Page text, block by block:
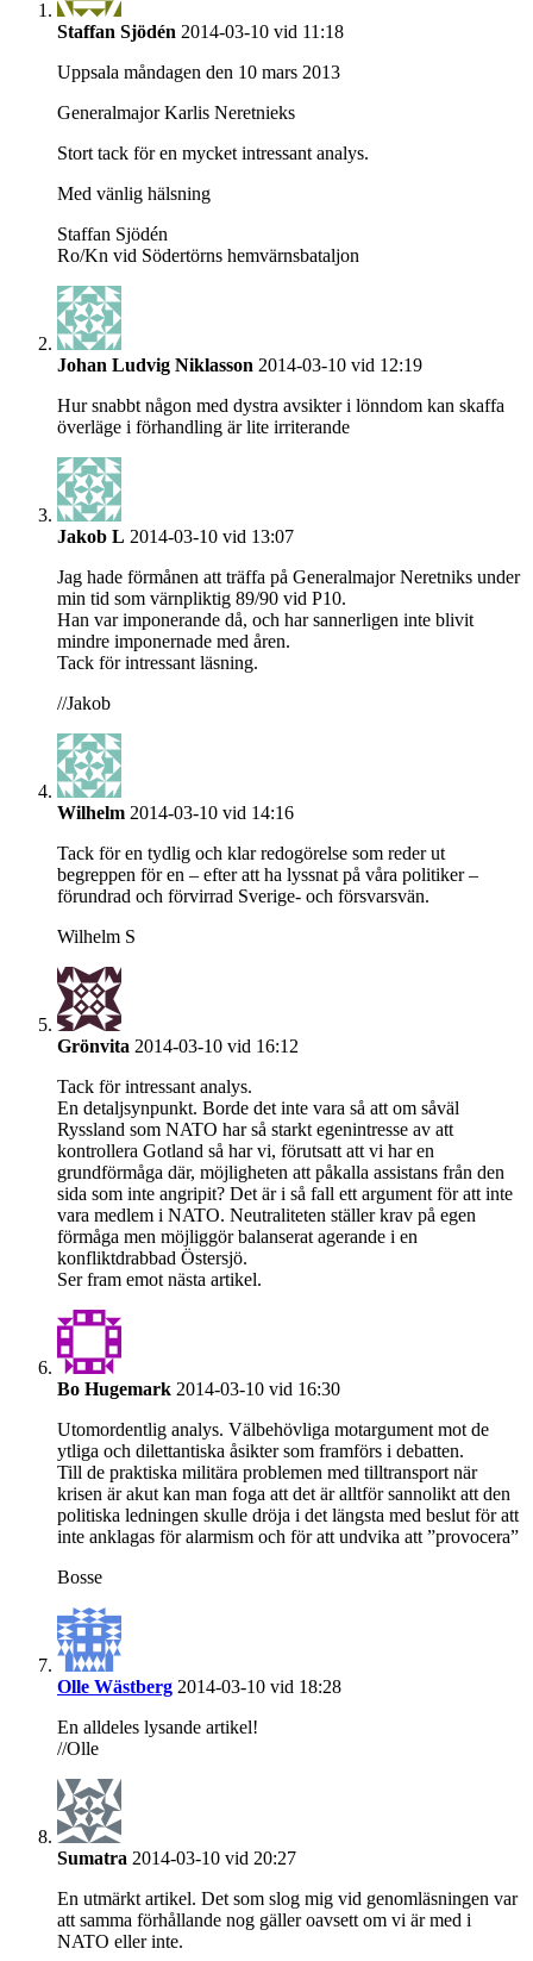
Staffan Sjödén 2014-03-10 vid 11:18
Uppsala måndagen den 10 mars 2013
Generalmajor Karlis Neretnieks
Stort tack för en mycket intressant analys.
Med vänlig hälsning
Staffan Sjödén
Ro/Kn vid Södertörns hemvärnsbataljon
Johan Ludvig Niklasson 2014-03-10 vid 12:19
Hur snabbt någon med dystra avsikter i lönndom kan skaffa
överläge i förhandling är lite irriterande
Jakob L 2014-03-10 vid 13:07
Jag hade förmånen att träffa på Generalmajor Neretniks under
min tid som värnpliktig 89/90 vid P10.
Han var imponerande då, och har sannerligen inte blivit
mindre imponernade med åren.
Tack för intressant läsning.
//Jakob
Wilhelm 2014-03-10 vid 14:16
Tack för en tydlig och klar redogörelse som reder ut
begreppen för en – efter att ha lyssnat på våra politiker –
förundrad och förvirrad Sverige- och försvarsvän.
Wilhelm S
Grönvita 2014-03-10 vid 16:12
Tack för intressant analys.
En detaljsynpunkt. Borde det inte vara så att om såväl
Ryssland som NATO har så starkt egenintresse av att
kontrollera Gotland så har vi, förutsatt att vi har en
grundförmåga där, möjligheten att påkalla assistans från den
sida som inte angripit? Det är i så fall ett argument för att inte
vara medlem i NATO. Neutraliteten ställer krav på egen
förmåga men möjliggör balanserat agerande i en
konfliktdrabbad Östersjö.
Ser fram emot nästa artikel.
Bo Hugemark 2014-03-10 vid 16:30
Utomordentlig analys. Välbehövliga motargument mot de
ytliga och dilettantiska åsikter som framförs i debatten.
Till de praktiska militära problemen med tilltransport när
krisen är akut kan man foga att det är alltför sannolikt att den
politiska ledningen skulle dröja i det längsta med beslut för att
inte anklagas för alarmism och för att undvika att ”provocera”
Bosse
Olle Wästberg 2014-03-10 vid 18:28
En alldeles lysande artikel!
//Olle
Sumatra 2014-03-10 vid 20:27
En utmärkt artikel. Det som slog mig vid genomläsningen var
att samma förhållande nog gäller oavsett om vi är med i
NATO eller inte.